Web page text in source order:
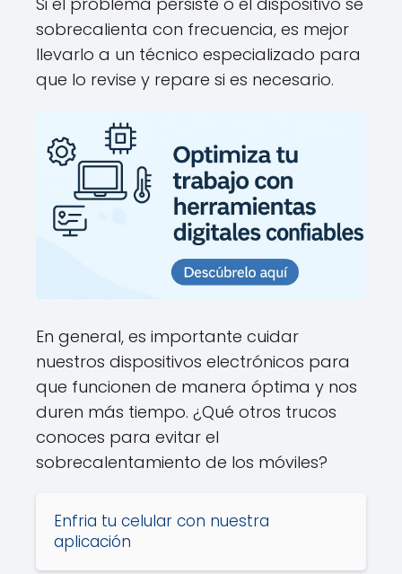
sobrecalienta con frecuencia, es mejor
llevarlo a un técnico especializado para
que lo revise y repare si es necesario.
En general, es importante cuidar
nuestros dispositivos electrónicos para
que funcionen de manera óptima y nos
duren más tiempo. ¿Qué otros trucos
conoces para evitar el
sobrecalentamiento de los móviles?
Enfria tu celular con nuestra
aplicación